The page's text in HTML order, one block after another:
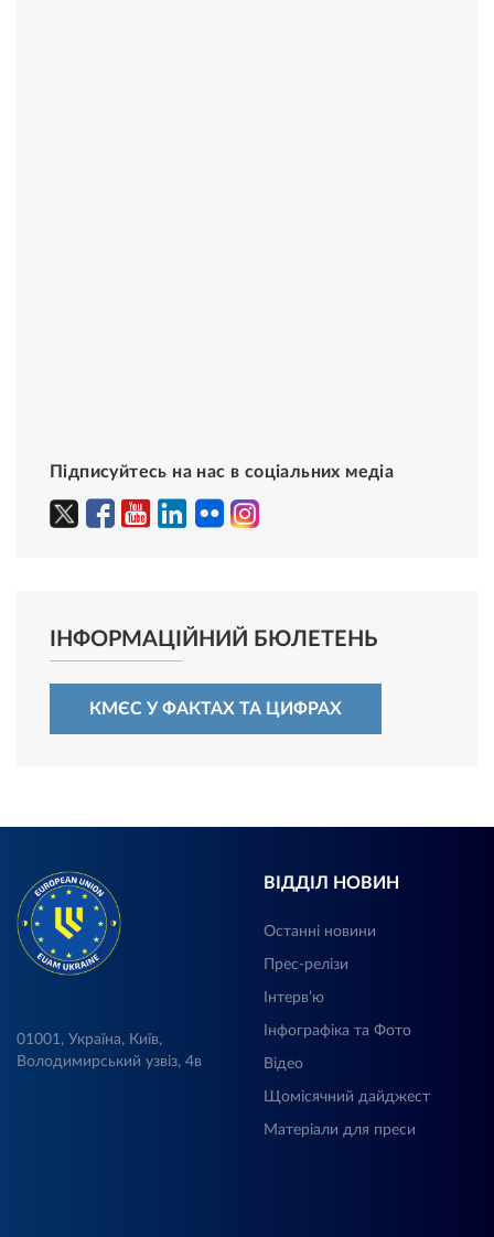
Підписуйтесь на нас в соціальних медіа
ІНФОРМАЦІЙНИЙ БЮЛЕТЕНЬ
КМЄС У ФАКТАХ ТА ЦИФРАХ
01001, Україна, Київ,
Володимирський узвіз, 4в
ВІДДІЛ НОВИН
Останні новини
Прес-релізи
Інтерв’ю
Інфографіка та Фото
Відео
Щомісячний дайджест
Матеріали для преси